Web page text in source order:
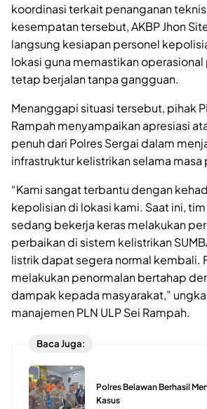
koordinasi terkait penanganan
kesempatan tersebut, AKBP Jhon
langsung kesiapan personel
lokasi guna memastikan operasional
tetap berjalan tanpa gangguan.
Menanggapi situasi tersebut, pihak
Rampah menyampaikan apresiasi
penuh dari Polres Sergai dalam
infrastruktur kelistrikan selama masa
“Kami sangat terbantu dengan
kepolisian di lokasi kami. Saat ini,
sedang bekerja keras melakukan
perbaikan di sistem kelistrikan
listrik dapat segera normal kembali.
melakukan penormalan bertahap
dampak kepada masyarakat,”
manajemen PLN ULP Sei Rampah.
Baca Juga:
Polres Belawan Berhasil
Kasus